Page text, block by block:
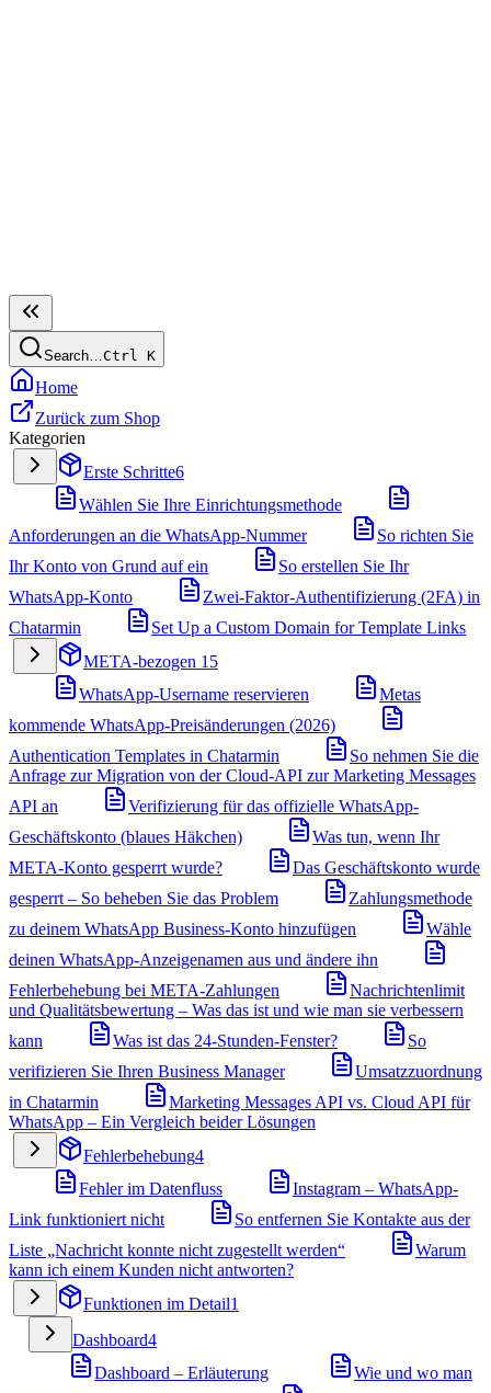
Search…Ctrl K
Home
Zurück zum Shop
Kategorien
Erste Schritte6
Wählen Sie Ihre Einrichtungsmethode
Anforderungen an die WhatsApp-Nummer
So richten Sie
Ihr Konto von Grund auf ein
So erstellen Sie Ihr
WhatsApp-Konto
Zwei-Faktor-Authentifizierung (2FA) in
Chatarmin
Set Up a Custom Domain for Template Links
META-bezogen 15
WhatsApp-Username reservieren
Metas
kommende WhatsApp-Preisänderungen (2026)
Authentication Templates in Chatarmin
So nehmen Sie die
Anfrage zur Migration von der Cloud-API zur Marketing Messages
API an
Verifizierung für das offizielle WhatsApp-
Geschäftskonto (blaues Häkchen)
Was tun, wenn Ihr
META-Konto gesperrt wurde?
Das Geschäftskonto wurde
gesperrt – So beheben Sie das Problem
Zahlungsmethode
zu deinem WhatsApp Business-Konto hinzufügen
Wähle
deinen WhatsApp-Anzeigenamen aus und ändere ihn
Fehlerbehebung bei META-Zahlungen
Nachrichtenlimit
und Qualitätsbewertung – Was das ist und wie man sie verbessern
kann
Was ist das 24-Stunden-Fenster?
So
verifizieren Sie Ihren Business Manager
Umsatzzuordnung
in Chatarmin
Marketing Messages API vs. Cloud API für
WhatsApp – Ein Vergleich beider Lösungen
Fehlerbehebung4
Fehler im Datenfluss
Instagram – WhatsApp-
Link funktioniert nicht
So entfernen Sie Kontakte aus der
Liste „Nachricht konnte nicht zugestellt werden“
Warum
kann ich einem Kunden nicht antworten?
Funktionen im Detail1
Dashboard4
Dashboard – Erläuterung
Wie und wo man